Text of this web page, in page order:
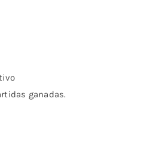
ganadas.